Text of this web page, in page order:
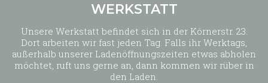
WERKSTATT
Unsere Werkstatt befindet sich in der Körnerstr. 23.
Dort arbeiten wir fast jeden Tag. Falls ihr Werktags,
außerhalb unserer Ladenöffnungszeiten etwas abholen
möchtet, ruft uns gerne an, dann kommen wir rüber in
den Laden.